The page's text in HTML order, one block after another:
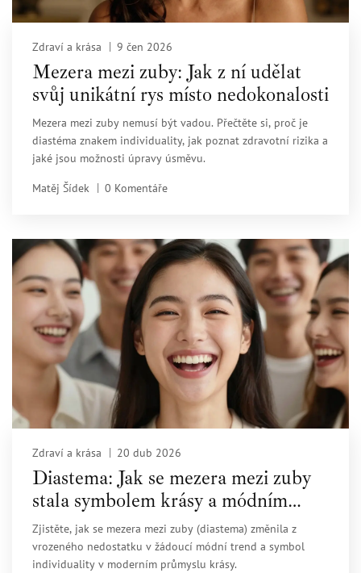
Zdraví a krása 9 čen 2026
Mezera mezi zuby: Jak z ní udělat
svůj unikátní rys místo nedokonalosti
Mezera mezi zuby nemusí být vadou. Přečtěte si, proč je
diastéma znakem individuality, jak poznat zdravotní rizika a
jaké jsou možnosti úpravy úsměvu.
Matěj Šídek 0 Komentáře
Zdraví a krása 20 dub 2026
Diastema: Jak se mezera mezi zuby
stala symbolem krásy a módním
trendem
Zjistěte, jak se mezera mezi zuby (diastema) změnila z
vrozeného nedostatku v žádoucí módní trend a symbol
individuality v moderním průmyslu krásy.